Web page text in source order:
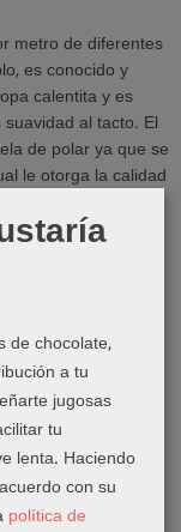
metro de diferentes
es conocido y
calentita y es
al tacto. El
de polar ya que se
le otorga la calidad
Por esta razón
de bebé.
te ofrecemos
funcionales
etc.
de chocolate,
a tu
jugosas
tu
lenta. Haciendo
con su
política de